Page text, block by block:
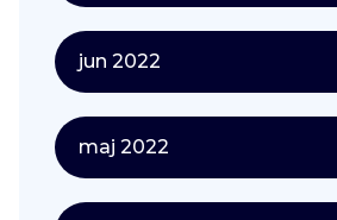
jun 2022
maj 2022